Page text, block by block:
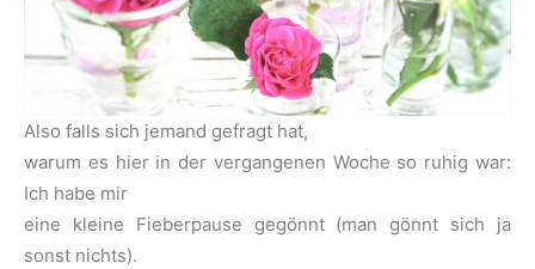
Also falls sich jemand gefragt hat,
warum es hier in der vergangenen Woche so ruhig war:
Ich habe mir
eine kleine Fieberpause gegönnt (man gönnt sich ja
sonst nichts).